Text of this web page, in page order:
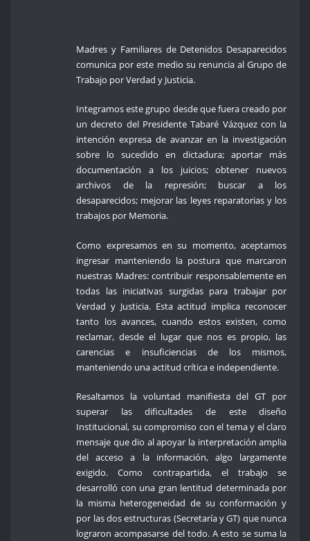
Madres y Familiares de Detenidos Desaparecidos
comunica por este medio su renuncia al Grupo de
Trabajo por Verdad y Justicia.
Integramos este grupo desde que fuera creado por
un decreto del Presidente Tabaré Vázquez con la
intención expresa de avanzar en la investigación
sobre lo sucedido en dictadura; aportar más
documentación a los juicios; obtener nuevos
archivos de la represión; buscar a los
desaparecidos; mejorar las leyes reparatorias y los
trabajos por Memoria.
Como expresamos en su momento, aceptamos
ingresar manteniendo la postura que marcaron
nuestras Madres: contribuir responsablemente en
todas las iniciativas surgidas para trabajar por
Verdad y Justicia. Esta actitud implica reconocer
tanto los avances, cuando estos existen, como
reclamar, desde el lugar que nos es propio, las
carencias e insuficiencias de los mismos,
manteniendo una actitud crítica e independiente.
Resaltamos la voluntad manifiesta del GT por
superar las dificultades de este diseño
Institucional, su compromiso con el tema y el claro
mensaje que dio al apoyar la interpretación amplia
del acceso a la información, algo largamente
exigido. Como contrapartida, el trabajo se
desarrolló con una gran lentitud determinada por
la misma heterogeneidad de su conformación y
por las dos estructuras (Secretaría y GT) que nunca
lograron acompasarse del todo. A esto se suma la